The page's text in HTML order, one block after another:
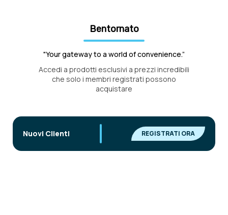
Bentornato
"Your gateway to a world of convenience.”
Accedi a prodotti esclusivi a prezzi incredibili
che solo i membri registrati possono
acquistare
Nuovi Clienti REGISTRATI ORA